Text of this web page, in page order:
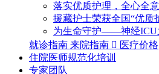
落实优质护理，全心全
援藏护士荣获全国“优质
为生命守护——神经ICU
就诊指南 来院指南  医疗价格
住院医师规范化培训
专家团队